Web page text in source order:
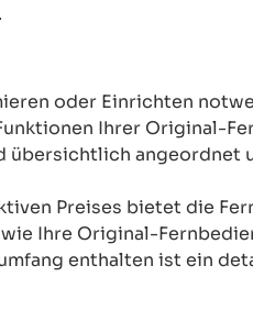
oder Einrichten
Ihrer Original-
übersichtlich angeordnet
Preises bietet die
Ihre Original-
enthalten ist ein